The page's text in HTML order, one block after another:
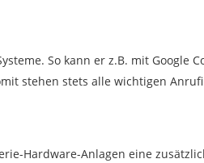
So kann er z.B. mit
stehen stets alle wichtigen
Hardware-Anlagen eine